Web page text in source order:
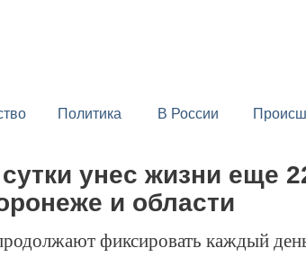
Политика В России
сутки унес жизни еще
и области
фиксировать каждый